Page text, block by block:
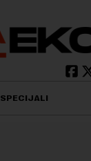
SPECIJALI